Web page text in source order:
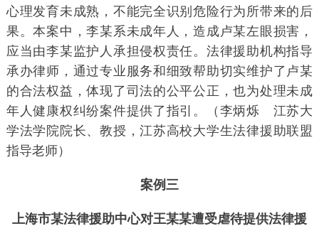
心理发育未成熟，不能完全识别危险行为所带来的后
果。本案中，李某系未成年人，造成卢某左眼损害，
应当由李某监护人承担侵权责任。法律援助机构指导
承办律师，通过专业服务和细致帮助切实维护了卢某
的合法权益，体现了司法的公平公正，也为处理未成
年人健康权纠纷案件提供了指引。（李炳烁 江苏大
学法学院院长、教授，江苏高校大学生法律援助联盟
指导老师）
案例三
上海市某法律援助中心对王某某遭受虐待提供法律援